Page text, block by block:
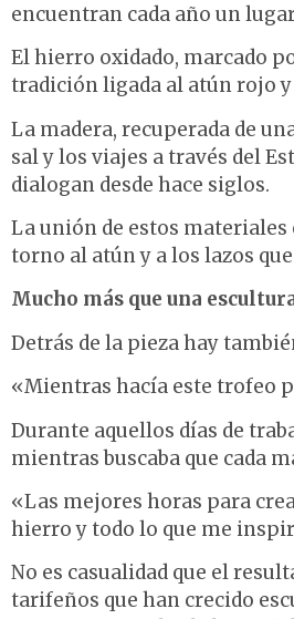
encuentran cada año un
El hierro oxidado, marcado
tradición ligada al atún rojo
La madera, recuperada de
sal y los viajes a través del
dialogan desde hace siglos.
La unión de estos
torno al atún y a los lazos
Mucho más que una
Detrás de la pieza hay
«Mientras hacía este trofeo
Durante aquellos días de
mientras buscaba que cada
«Las mejores horas para
hierro y todo lo que me
No es casualidad que el
tarifeños que han crecido